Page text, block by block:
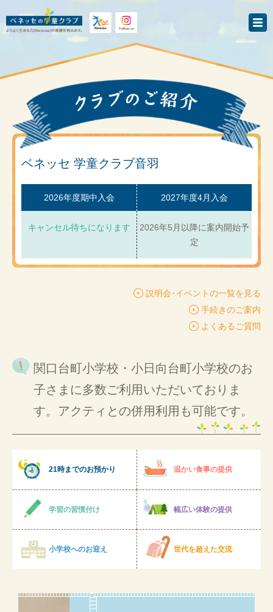
ベネッセ 学童クラブ音羽
2026年度期中入会
キャンセル待ちになります
2027年度4月入会
2026年5月以降に案内開始予
定
説明会･イベントの一覧を見る
手続きのご案内
よくあるご質問
関口台町小学校・小日向台町小学校のお
子さまに多数ご利用いただいておりま
す。アクティとの併用利用も可能です。
21時までのお預かり 温かい食事の提供
学習の習慣付け 幅広い体験の提供
小学校へのお迎え 世代を超えた交流